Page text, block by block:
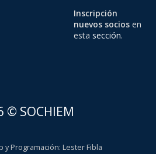
Inscripción
nuevos sociosen
esta sección.
© SOCHIEM
y Programación: Lester Fibla